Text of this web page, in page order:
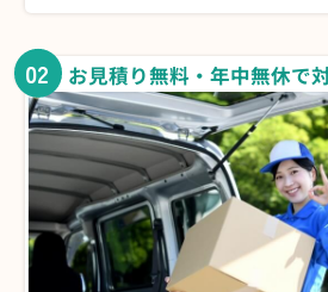
02 お見積り無料・年中無休で